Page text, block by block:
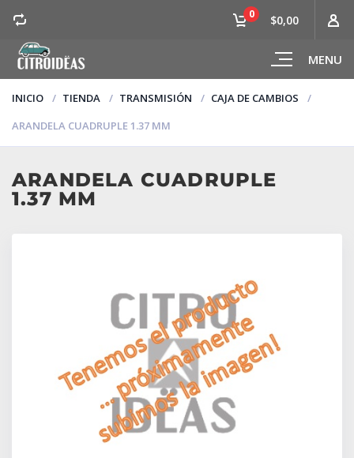
MENU
0 $0,00
INICIO TIENDA TRANSMISIÓN
CAJA DE CAMBIOS
ARANDELA CUADRUPLE 1.37 MM
ARANDELA CUADRUPLE
1.37 MM